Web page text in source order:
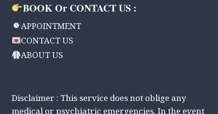
BOOK Or CONTACT US :
APPOINTMENT
CONTACT US
ABOUT US
Disclaimer : This service does not oblige any